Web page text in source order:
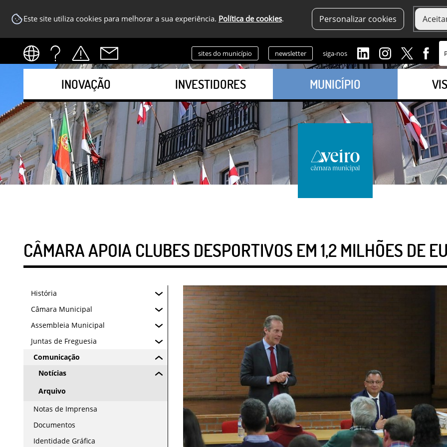
Este site utiliza cookies para melhorar a sua experiência. Política de cookies. Personalizar cookies
sites do município newsletter siga-nos
INOVAÇÃO INVESTIDORES MUNICÍPIO
CÂMARA APOIA CLUBES DESPORTIVOS EM 1,2 MILHÕES DE
História
Câmara Municipal
Assembleia Municipal
Juntas de Freguesia
Comunicação
Notícias
Arquivo
Notas de Imprensa
Documentos
Identidade Gráfica